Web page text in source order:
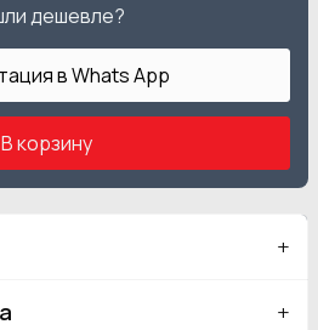
дешевле?
в Whats App
В корзину